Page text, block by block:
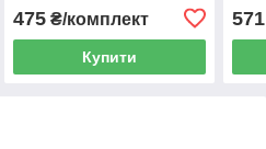
475₴/комплект
Купити
571